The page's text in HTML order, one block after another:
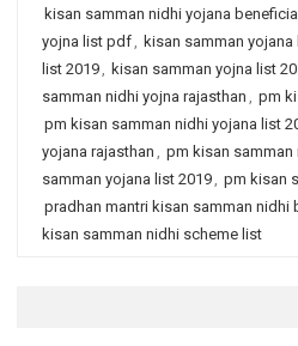
kisan samman nidhi yojana
yojna list pdf, kisan samman yojana
list 2019, kisan samman yojna list
samman nidhi yojna rajasthan , pm
pm kisan samman nidhi yojana list
yojana rajasthan , pm kisan samman
samman yojana list 2019, pm kisan
pradhan mantri kisan samman nidhi
kisan samman nidhi scheme list